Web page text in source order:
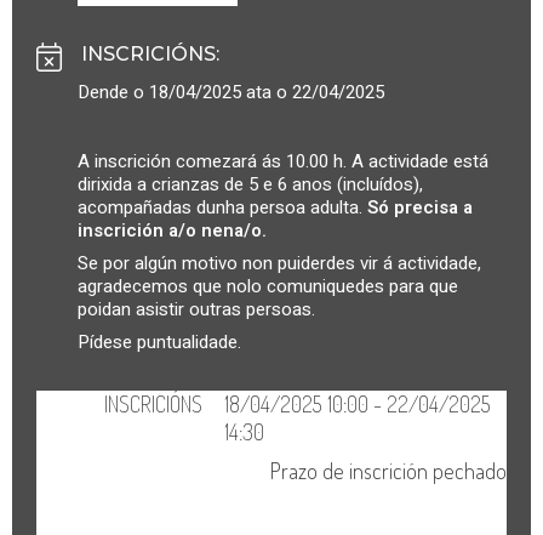
INSCRICIÓNS:
Dende o 18/04/2025 ata o 22/04/2025
A inscrición comezará ás 10.00 h. A actividade está
dirixida a crianzas de 5 e 6 anos (incluídos),
acompañadas dunha persoa adulta. Só precisa a
inscrición a/o nena/o.
Se por algún motivo non puiderdes vir á actividade,
agradecemos que nolo comuniquedes para que
poidan asistir outras persoas.
Pídese puntualidade.